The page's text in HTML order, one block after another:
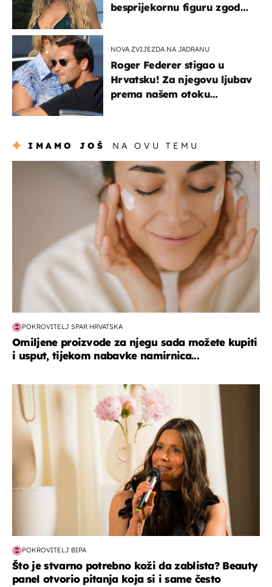
besprijekornu figuru zgodne
NOVA ZVIJEZDA NA JADRANU
Roger Federer stigao u
Hrvatsku! Za njegovu ljubav
prema našem otoku
IMAMO JOŠ NA OVU TEMU
moda & ljepota
POKROVITELJ SPAR HRVATSKA
Omiljene proizvode za njegu sada možete kupiti
i usput, tijekom nabavke namirnica...
moda & ljepota
POKROVITELJ BIPA
Što je stvarno potrebno koži da zablista? Beauty
panel otvorio pitanja koja si i same često